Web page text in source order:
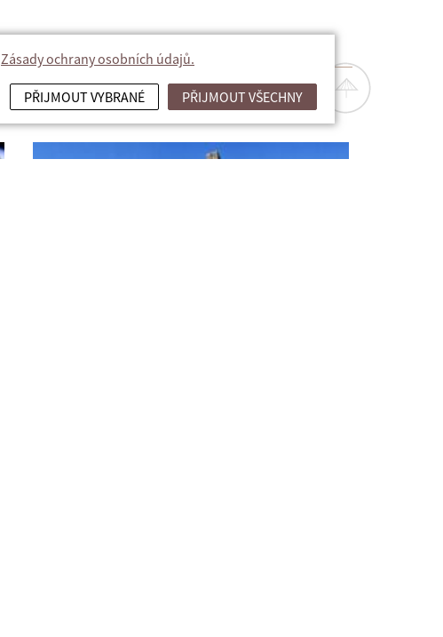
Zásady ochrany osobních údajů.
PŘIJMOUT VYBRANÉ PŘIJMOUT VŠECHNY